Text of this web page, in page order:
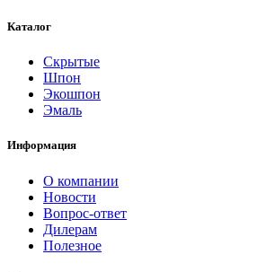
Каталог
Скрытые
Шпон
Экошпон
Эмаль
Информация
О компании
Новости
Вопрос-ответ
Дилерам
Полезное